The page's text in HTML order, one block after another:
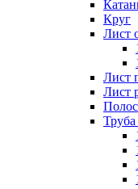
Круг
Лист
Лист
Лист
Труба